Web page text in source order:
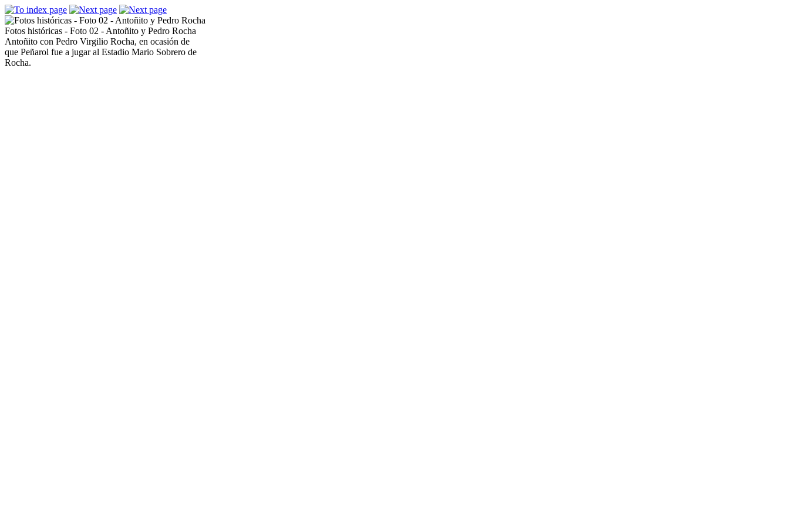
Fotos históricas - Foto 02 - Antoñito y Pedro Rocha
Antoñito con Pedro Virgilio Rocha, en ocasión de
que Peñarol fue a jugar al Estadio Mario Sobrero de
Rocha.